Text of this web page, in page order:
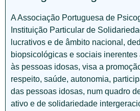
A Associação Portuguesa de
Instituição Particular de
lucrativos e de âmbito nacional,
biopsicológicas e sociais
às pessoas idosas, visa a
respeito, saúde, autonomia,
das pessoas idosas, num quadro
ativo e de solidariedade